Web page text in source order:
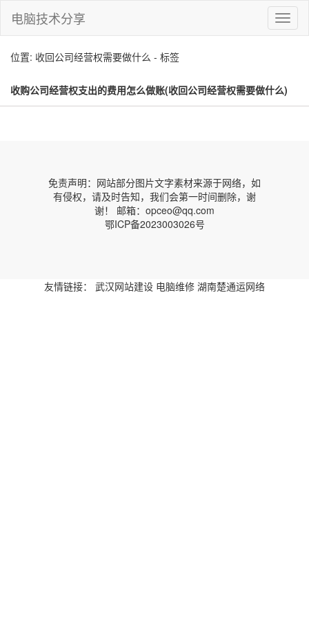
切
换
电脑技术分享
位置: 收回公司经营权需要做什么 - 标签
收购公司经营权支出的费用怎么做账(收回公司经营权需要做什么)
免责声明：网站部分图片文字素材来源于网络，如
有侵权，请及时告知，我们会第一时间删除，谢
谢！ 邮箱：opceo@qq.com
鄂ICP备2023003026号
友情链接： 武汉网站建设 电脑维修 湖南楚通运网络